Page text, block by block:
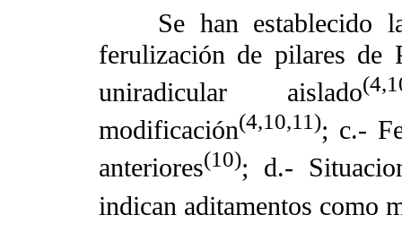
Se han establecido
ferulización de pilares de
uniradicular aislado
modificación(4,10,11); c.-
anteriores(10); d.-
indican aditamentos como